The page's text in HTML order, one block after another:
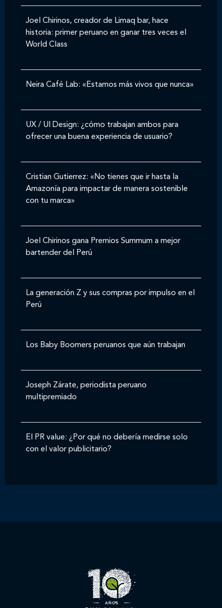
Joel Chirinos, creador de Limaq bar, hace
historia: primer peruano en ganar tres veces el
World Class
Neira Café Lab: «Estamos más vivos que nunca»
UX / UI Design: ¿cómo trabajan ambos para
ofrecer una buena experiencia de usuario?
Cristian Gutierrez: «No tienes que ir hasta la
Amazonía para impactar de manera sostenible
con tu marca»
Joel Chirinos gana Premios Summum a mejor
bartender del Perú
La generación Z y sus compras por impulso en el
Perú
Los Baby Boomers peruanos que aún trabajan
Joseph Zárate, periodista peruano
multipremiado
El PR value: ¿Por qué no debería medirse solo
con el valor publicitario?